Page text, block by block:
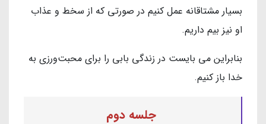
بسیار مشتاقانه عمل کنیم در صورتی که از سخط و عذاب
او نیز بیم داریم.
بنابراین می بایست در زندگی بابی را برای محبت‌ورزی به
خدا باز کنیم.
جلسه دوم